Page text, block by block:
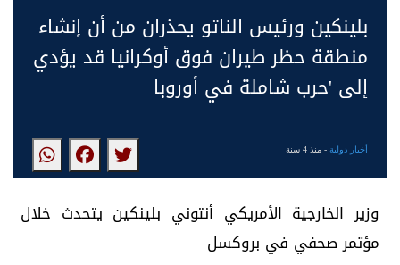
بلينكين ورئيس الناتو يحذران من أن إنشاء
منطقة حظر طيران فوق أوكرانيا قد يؤدي
إلى 'حرب شاملة في أوروبا
أخبار دولية- منذ 4 سنة
وزير الخارجية الأمريكي أنتوني بلينكين يتحدث خلال
مؤتمر صحفي في بروكسل